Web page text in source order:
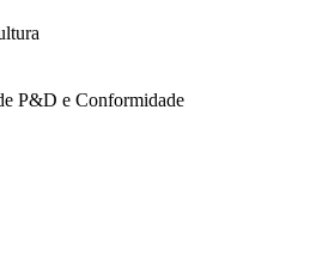
P&D e Conformidade